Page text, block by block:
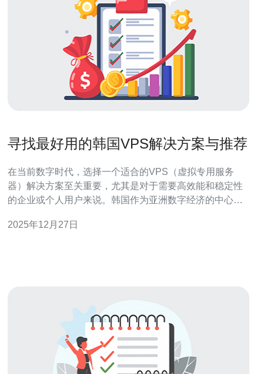
寻找最好用的韩国VPS解决方案与推荐
在当前数字时代，选择一个适合的VPS（虚拟专用服务
器）解决方案至关重要，尤其是对于需要高效能和稳定性
的企业或个人用户来说。韩国作为亚洲数字经济的中心之
选择。在本文中，我们将探讨市场上最好用、最佳和最便
2025年12月27日